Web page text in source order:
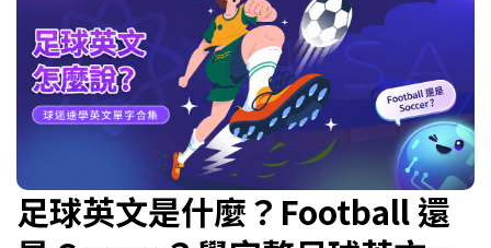
足球英文是什麼？Football 還